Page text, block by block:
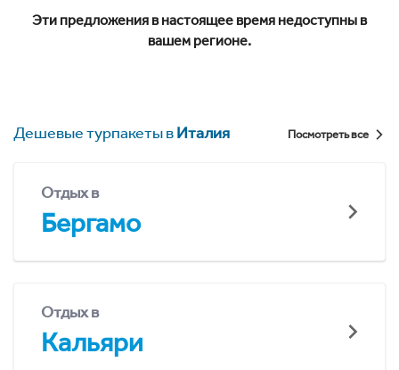
Эти предложения в настоящее время недоступны в
вашем регионе.
Дешевые турпакеты вИталия Посмотреть все
Отдых в
Бергамо
Отдых в
Кальяри